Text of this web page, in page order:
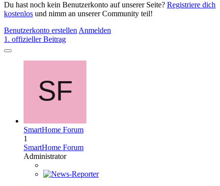
Du hast noch kein Benutzerkonto auf unserer Seite? Registriere dich
kostenlos und nimm an unserer Community teil!
Benutzerkonto erstellenAnmelden
1. offizieller Beitrag
SmartHome Forum
1
SmartHome Forum
Administrator